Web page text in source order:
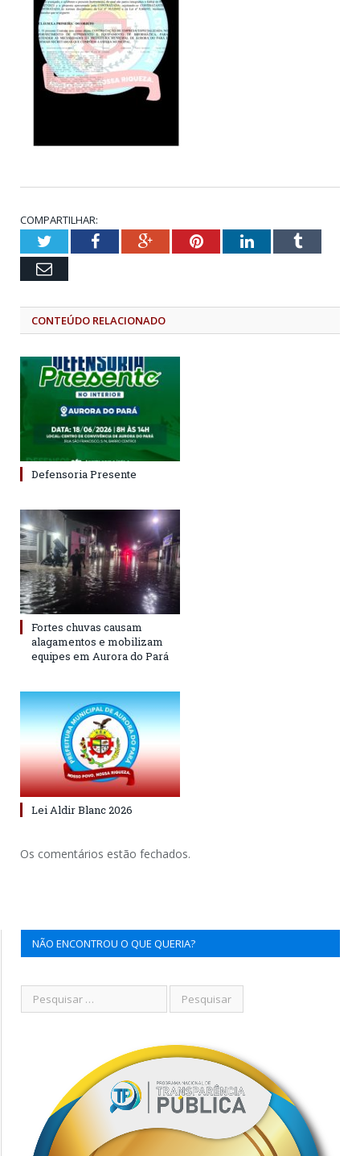
COMPARTILHAR:
TwitterFacebookGoogle+PinterestLinkedInTumblr
Email
CONTEÚDO RELACIONADO
Defensoria Presente
Fortes chuvas causam
alagamentos e mobilizam
equipes em Aurora do Pará
Lei Aldir Blanc 2026
Os comentários estão fechados.
NÃO ENCONTROU O QUE QUERIA?